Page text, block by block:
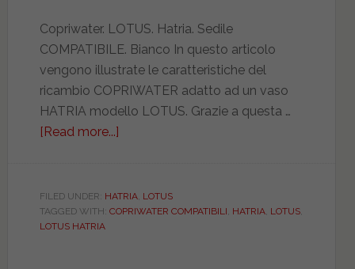
Copriwater. LOTUS. Hatria. Sedile
COMPATIBILE. Bianco In questo articolo
vengono illustrate le caratteristiche del
ricambio COPRIWATER adatto ad un vaso
HATRIA modello LOTUS. Grazie a questa …
[Read more...]
COMPATIBILE.
BIAD301NORMALOTU
FILED UNDER: HATRIA, LOTUS
TAGGED WITH: COPRIWATER COMPATIBILI, HATRIA, LOTUS,
LOTUS HATRIA